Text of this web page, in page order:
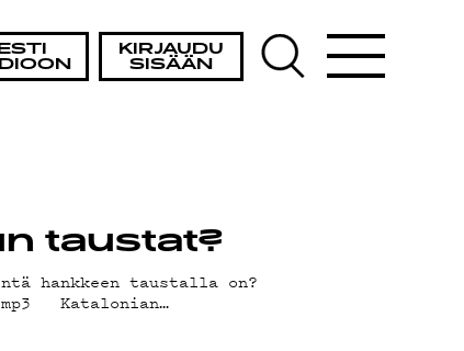
KIRJAUDU
SISÄÄN
taustat?
hankkeen taustalla on?
Katalonian…